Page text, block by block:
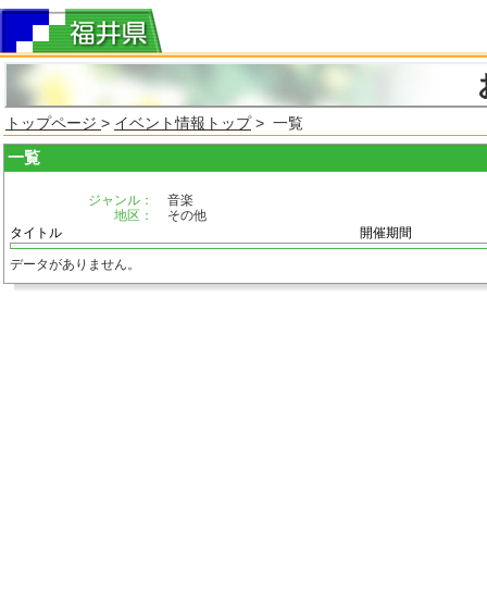
トップページ > イベント情報トップ> 一覧
一覧
ジャンル：
音楽
地区：
その他
タイトル
開催期間
データがありません。